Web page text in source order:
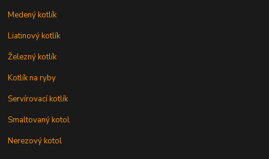
Medený kotlík
Liatinový kotlík
Železný kotlík
Kotlík na ryby
Servírovací kotlík
Smaltovaný kotol
Nerezový kotol